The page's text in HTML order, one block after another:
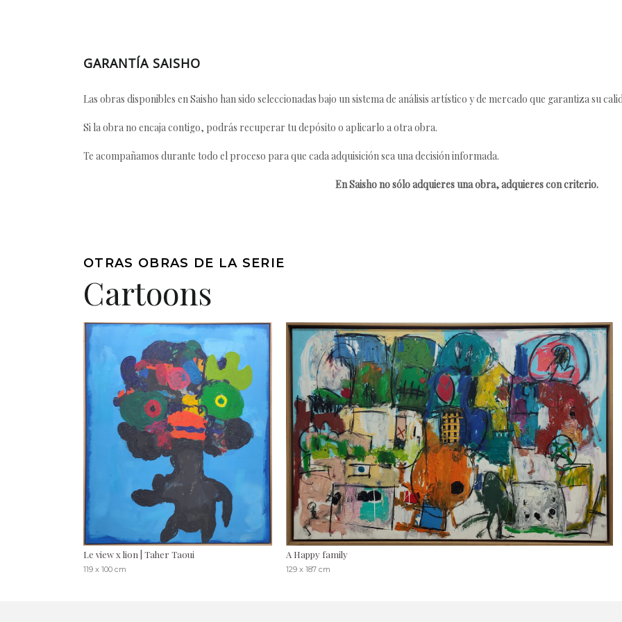
GARANTÍA SAISHO
Las obras disponibles en Saisho han sido seleccionadas bajo un sistema de análisis artístico y de mercado que garantiza su
Si la obra no encaja contigo, podrás recuperar tu depósito o aplicarlo a otra obra.
Te acompañamos durante todo el proceso para que cada adquisición sea una decisión informada.
En Saisho no sólo adquieres una obra, adquieres con criterio.
OTRAS OBRAS DE LA SERIE
Cartoons
Le view x lion | Taher Taoui
119 x 100 cm
A Happy family
129 x 187 cm